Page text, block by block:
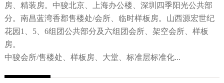
房、精装房。中骏北京、上海办公楼、深圳四季阳光公共部
分。南昌蓝湾香郡售楼处/会所、临时样板房。山西源宏世纪
花园1、5、6组团公共部分及六组团会所、架空会所、样板
房。
中骏会所/售楼处、样板房、大堂、标准层标准化...